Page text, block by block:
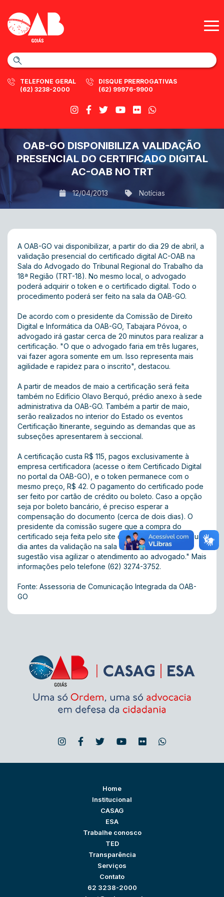
TELEFONE GERAL
(62) 3238-2000
DISQUE PRERROGATIVAS
(62) 99976-9900
OAB-GO DISPONIBILIZA VALIDAÇÃO
PRESENCIAL DO CERTIFICADO DIGITAL
AC-OAB NO TRT
12/04/2013 Notícias
A OAB-GO vai disponibilizar, a partir do dia 29 de abril, a
validação presencial do certificado digital AC-OAB na
Sala do Advogado do Tribunal Regional do Trabalho da
18ª Região (TRT-18). No mesmo local, o advogado
poderá adquirir o token e o certificado digital. Todo o
procedimento poderá ser feito na sala da OAB-GO.
De acordo com o presidente da Comissão de Direito
Digital e Informática da OAB-GO, Tabajara Póvoa, o
advogado irá gastar cerca de 20 minutos para realizar a
certificação. "O que o advogado faria em três lugares,
vai fazer agora somente em um. Isso representa mais
agilidade e rapidez para o inscrito", destacou.
A partir de meados de maio a certificação será feita
também no Edifício Olavo Berquó, prédio anexo à sede
administrativa da OAB-GO. Também a partir de maio,
serão realizados no interior do Estado os eventos
Certificação Itinerante, seguindo as demandas que as
subseções apresentarem à seccional.
A certificação custa R$ 115, pagos exclusivamente à
empresa certificadora (acesse o item Certificado Digital
no portal da OAB-GO), e o token permanece com o
mesmo preço, R$ 42. O pagamento do certificado pode
ser feito por cartão de crédito ou boleto. Caso a opção
seja por boleto bancário, é preciso esperar a
compensação do documento (cerca de dois dias). O
presidente da comissão sugere que a compra do
certificado seja feita pelo site da OAB-GO, no mínimo um
dia antes da validação na sala do TRT. "A nossa
sugestão visa agilizar o atendimento ao advogado." Mais
informações pelo telefone (62) 3274-3752.
Fonte: Assessoria de Comunicação Integrada da OAB-
GO
Home
Institucional
CASAG
ESA
Trabalhe conosco
TED
Transparência
Serviços
Contato
62 3238-2000